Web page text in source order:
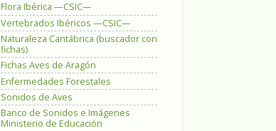
Flora Ibérica —CSIC—
Vertebrados Ibéricos —CSIC—
Naturaleza Cantábrica (buscador con
fichas)
Fichas Aves de Aragón
Enfermedades Forestales
Sonidos de Aves
Banco de Sonidos e Imágenes
Ministerio de Educación